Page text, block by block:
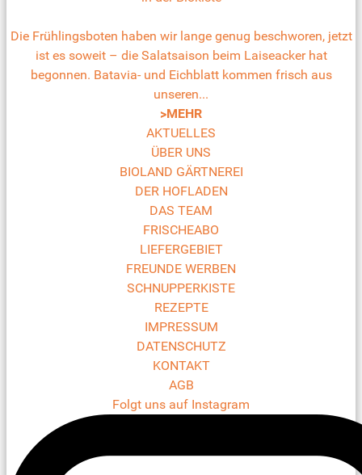
Die Frühlingsboten haben wir lange genug beschworen, jetzt
ist es soweit – die Salatsaison beim Laiseacker hat
begonnen. Batavia- und Eichblatt kommen frisch aus
unseren...
>MEHR
AKTUELLES
ÜBER UNS
BIOLAND GÄRTNEREI
DER HOFLADEN
DAS TEAM
FRISCHEABO
LIEFERGEBIET
FREUNDE WERBEN
SCHNUPPERKISTE
REZEPTE
IMPRESSUM
DATENSCHUTZ
KONTAKT
AGB
Folgt uns auf Instagram